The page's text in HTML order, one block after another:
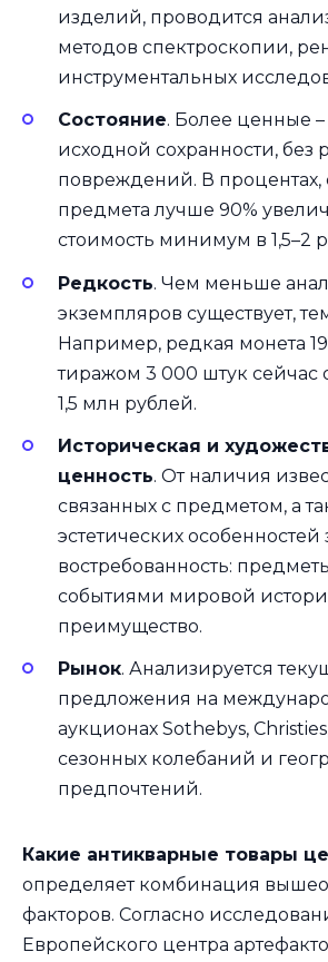
изделий, проводится
методов спектроскопии,
инструментальных
Состояние. Более ценные
исходной сохранности, без
повреждений. В процентах,
предмета лучше 90%
стоимость минимум в 1,5–2
Редкость. Чем меньше
экземпляров существует,
Например, редкая монета
тиражом 3 000 штук сейчас
1,5 млн рублей.
Историческая и
ценность. От наличия
связанных с предметом, а
эстетических особенностей
востребованность:
событиями мировой
преимущество.
Рынок. Анализируется
предложения на
аукционах Sothebys,
сезонных колебаний и
предпочтений.
Какие антикварные товары
определяет комбинация
факторов. Согласно
Европейского центра